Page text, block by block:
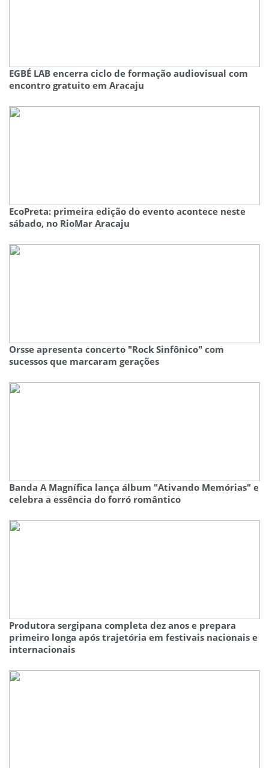
EGBÉ LAB encerra ciclo de formação audiovisual com
encontro gratuito em Aracaju
EcoPreta: primeira edição do evento acontece neste
sábado, no RioMar Aracaju
Orsse apresenta concerto "Rock Sinfônico" com
sucessos que marcaram gerações
Banda A Magnífica lança álbum "Ativando Memórias" e
celebra a essência do forró romântico
Produtora sergipana completa dez anos e prepara
primeiro longa após trajetória em festivais nacionais e
internacionais